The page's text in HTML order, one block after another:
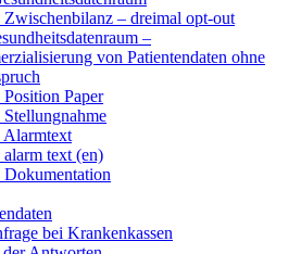
– dreimal opt-out
–
von Patientendaten ohne
Paper
text (en)
bei Krankenkassen